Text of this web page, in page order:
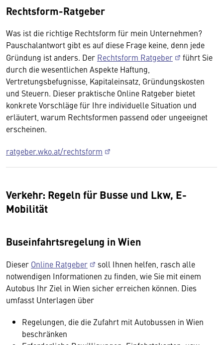
Rechtsform-Ratgeber
Was ist die richtige Rechtsform für mein Unternehmen?
Pauschalantwort gibt es auf diese Frage keine, denn jede
Gründung ist anders. Der Rechtsform Ratgeber
führt Sie
durch die wesentlichen Aspekte Haftung,
Vertretungsbefugnisse, Kapitaleinsatz, Gründungskosten
und Steuern. Dieser praktische Online Ratgeber bietet
konkrete Vorschläge für Ihre individuelle Situation und
erläutert, warum Rechtsformen passend oder ungeeignet
erscheinen.
ratgeber.wko.at/rechtsform
Verkehr: Regeln für Busse und Lkw, E-
Mobilität
Buseinfahrtsregelung in Wien
Dieser Online Ratgeber
soll Ihnen helfen, rasch alle
notwendigen Informationen zu finden, wie Sie mit einem
Autobus Ihr Ziel in Wien sicher erreichen können. Dies
umfasst Unterlagen über
Regelungen, die die Zufahrt mit Autobussen in Wien
beschränken